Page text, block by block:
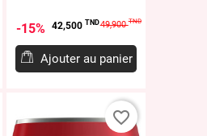
15% Prix
42,500 TNDPrix
base
49,900TND
Ajouter au panier
favorite_border